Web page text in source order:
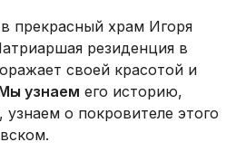
в прекрасный храм Игоря
резиденция в
своей красотой и
узнаем его историю,
о покровителе этого